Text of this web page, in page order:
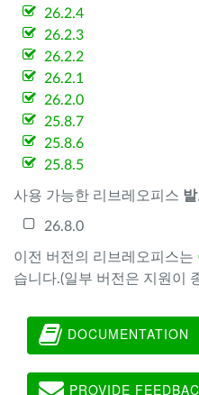
26.2.4
26.2.3
26.2.2
26.2.1
26.2.0
25.8.7
25.8.6
25.8.5
사용 가능한 리브레오피스
26.8.0
이전 버전의 리브레오피스는
습니다.(일부 버전은 지원이
DOCUMENTATION
PROVIDE